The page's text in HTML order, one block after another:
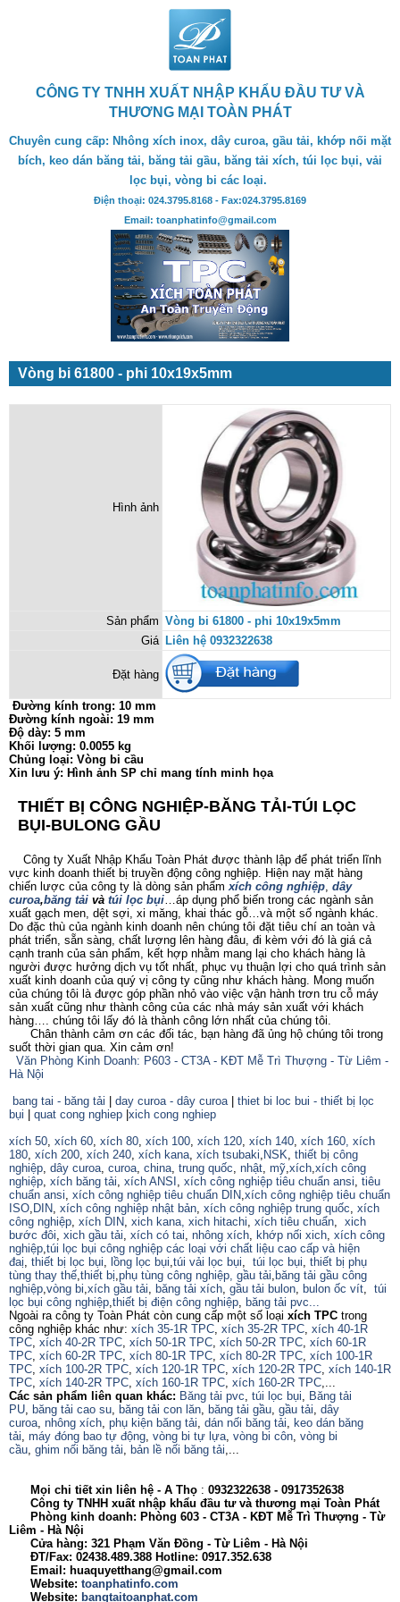
CÔNG TY TNHH XUẤT NHẬP KHẨU ĐẦU TƯ VÀ
THƯƠNG MẠI TOÀN PHÁT
Chuyên cung cấp: Nhông xích inox, dây curoa, gầu tải, khớp nối mặt
bích, keo dán băng tải, băng tải gầu, băng tải xích, túi lọc bụi, vải
lọc bụi, vòng bi các loại.
Điện thoại: 024.3795.8168 - Fax:024.3795.8169
Email: toanphatinfo@gmail.com
Vòng bi 61800 - phi 10x19x5mm
Hình ảnh
Sản phẩm Vòng bi 61800 - phi 10x19x5mm
Giá Liên hệ 0932322638
Đặt hàng
Đường kính trong: 10 mm
Đường kính ngoài: 19 mm
Độ dày: 5 mm
Khối lượng: 0.0055 kg
Chủng loại: Vòng bi cầu
Xin lưu ý: Hình ảnh SP chỉ mang tính minh họa
THIẾT BỊ CÔNG NGHIỆP-BĂNG TẢI-TÚI LỌC
BỤI-BULONG GẦU
Công ty Xuất Nhập Khẩu Toàn Phát được thành lập để phát triển lĩnh
vực kinh doanh thiết bị truyền động công nghiệp. Hiện nay mặt hàng
chiến lược của công ty là dòng sản phẩm xích công nghiệp, dây
curoa,băng tải và túi lọc bụi…áp dụng phổ biến trong các ngành sản
xuất gạch men, dệt sợi, xi măng, khai thác gỗ…và một số ngành khác.
Do đặc thù của ngành kinh doanh nên chúng tôi đặt tiêu chí an toàn và
phát triển, sẵn sàng, chất lượng lên hàng đâu, đi kèm với đó là giá cả
cạnh tranh của sản phẩm, kết hợp nhằm mang lại cho khách hàng là
người được hưởng dịch vụ tốt nhất, phục vụ thuận lợi cho quá trình sản
xuất kinh doanh của quý vị công ty cũng như khách hàng. Mong muốn
của chúng tôi là được góp phần nhỏ vào việc vận hành trơn tru cỗ máy
sản xuất cũng như thành công của các nhà máy sản xuất với khách
hàng…. chúng tôi lấy đó là thành công lớn nhất của chúng tôi.
Chân thành cảm ơn các đối tác, bạn hàng đã ủng hộ chúng tôi trong
suốt thời gian qua. Xin cảm ơn!
Văn Phòng Kinh Doanh: P603 - CT3A - KĐT Mễ Trì Thượng - Từ Liêm -
Hà Nội
bang tai - băng tải
day curoa - dây curoa| thiet bi loc bui - thiết bị lọc
bụi
quat cong nghiep xich cong nghiep
xích 50, xích 60, xích 80, xích 100, xích 120, xích 140, xích 160, xích
180, xích 200, xích 240, xích kana, xích tsubaki, NSK, thiết bị công
nghiệp, dây curoa, curoa, china, trung quốc, nhật, mỹ,xích,xích công
nghiệp, xích băng tải, xích ANSI , xích công nghiệp tiêu chuẩn ansi, tiêu
chuẩn ansi, xích công nghiệp tiêu chuẩn DIN,xích công nghiệp tiêu chuẩn
ISO, DIN, xích công nghiệp nhật bản, xích công nghiệp trung quốc, xích
công nghiệp, xích DIN, xich kana, xich hitachi, xích tiêu chuẩn, xich
bước đôi, xich gầu tải, xích có tai, nhông xích, khớp nối xich, xích công
nghiệp,túi lọc bụi công nghiệp các loại với chất liệu cao cấp và hiện
đaị, thiết bị lọc bụi, lồng lọc bụi,túi vải lọc bụi, túi lọc bụi, thiết bị phụ
tùng thay thế,thiết bị,phụ tùng công nghiệp, gầu tải, băng tải gầu công
nghiệp,vòng bi,xích gầu tải, băng tải xích, gầu tải bulon, bulon ốc vít, túi
lọc bụi công nghiệp,thiết bị điện công nghiệp, băng tải pvc...
Ngoài ra công ty Toàn Phát còn cung cấp một số loại xích TPC trong
công nghiệp khác như: xích 35-1R TPC, xích 35-2R TPC, xích 40-1R
TPC, xích 40-2R TPC, xích 50-1R TPC, xích 50-2R TPC, xích 60-1R
TPC, xích 60-2R TPC, xích 80-1R TPC, xích 80-2R TPC, xích 100-1R
TPC, xích 100-2R TPC, xích 120-1R TPC, xích 120-2R TPC, xích 140-1R
TPC, xích 140-2R TPC, xích 160-1R TPC, xích 160-2R TPC,...
Các sản phẩm liên quan khác: Băng tải pvc, túi lọc bụi, Băng tải
PU, băng tải cao su, băng tải con lăn, băng tải gầu, gầu tải, dây
curoa, nhông xích, phụ kiện băng tải, dán nối băng tải, keo dán băng
tải, máy đóng bao tự động, vòng bi tự lựa, vòng bi côn, vòng bi
cầu, ghim nối băng tải, bản lề nối băng tải,...
Mọi chi tiết xin liên hệ - A Thọ : 0932322638 - 0917352638
Công ty TNHH xuất nhập khẩu đầu tư và thương mại Toàn Phát
Phòng kinh doanh: Phòng 603 - CT3A - KĐT Mễ Trì Thượng - Từ
Liêm - Hà Nội
Cửa hàng: 321 Phạm Văn Đồng - Từ Liêm - Hà Nội
ĐT/Fax: 02438.489.388 Hotline: 0917.352.638
Email: huaquyetthang@gmail.com
Website: toanphatinfo.com
Website: bangtaitoanphat.com